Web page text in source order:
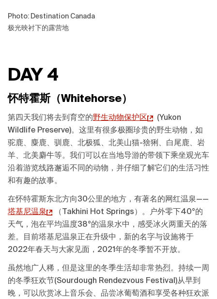
Photo: Destination Canada
极光映衬下的露营地
DAY 4
怀特霍斯（Whitehorse）
第四天我们将去到育空的野生动物保护区
(Yukon
Wildlife Preserve)。这里有很多极圈珍贵的野生动物，如
驼鹿、麋鹿、驯鹿、北极狐、北美山猫-猞猁、白尾鹿、岩
羊、北美麝牛等。我们可以在当地导游的带领下乘坐观光车
沿着游览线路邂逅不同的动物，并仔细了解它们的生活习性
和有趣的故事。
在怀特霍斯东北方向30公里的地方，有著名的网红温泉——
塔基尼温泉
（Takhini Hot Springs）。户外零下40°的
天气，泡在平均温度38°的温泉水中，感受冰火两重天的落
差。目前塔基尼温泉正在升级中，新的名字与设施将于
2022年春天与大家见面，2021年的冬季暂不开放。
虽然地广人稀，但是这里的冬季生活却非常热烈。持续一周
的冬季狂欢节(Sourdough Rendezvous Festival)从早到
晚，可以欣赏冰上音乐会、品尝冰葡萄酒和享受各种狂欢派